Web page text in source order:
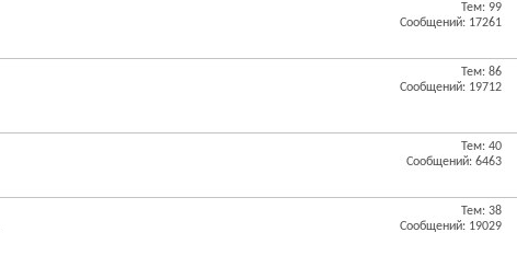
Тем: 99
Сообщений: 17261
Тем: 86
Сообщений: 19712
Тем: 40
Сообщений: 6463
Тем: 38
Сообщений: 19029